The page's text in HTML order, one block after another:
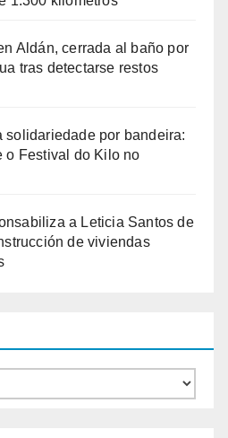
Aldán, cerrada al baño por
tras detectarse restos
solidariedade por bandeira:
o Festival do Kilo no
a Leticia Santos de
de viviendas